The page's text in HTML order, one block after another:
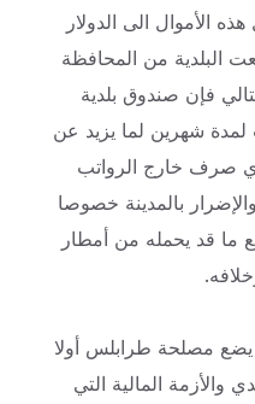
الأموال الى الدولار
البلدية من المحافظة
فإن صندوق بلدية
شهرين لما يزيد عن
صرف خارج الرواتب
بالمدينة خصوصا
ما قد يحمله من أمطار
يضع مصلحة طرابلس أولا
والأزمة المالية التي